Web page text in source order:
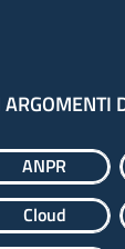
ARGOMENTI
ANPR
Cloud